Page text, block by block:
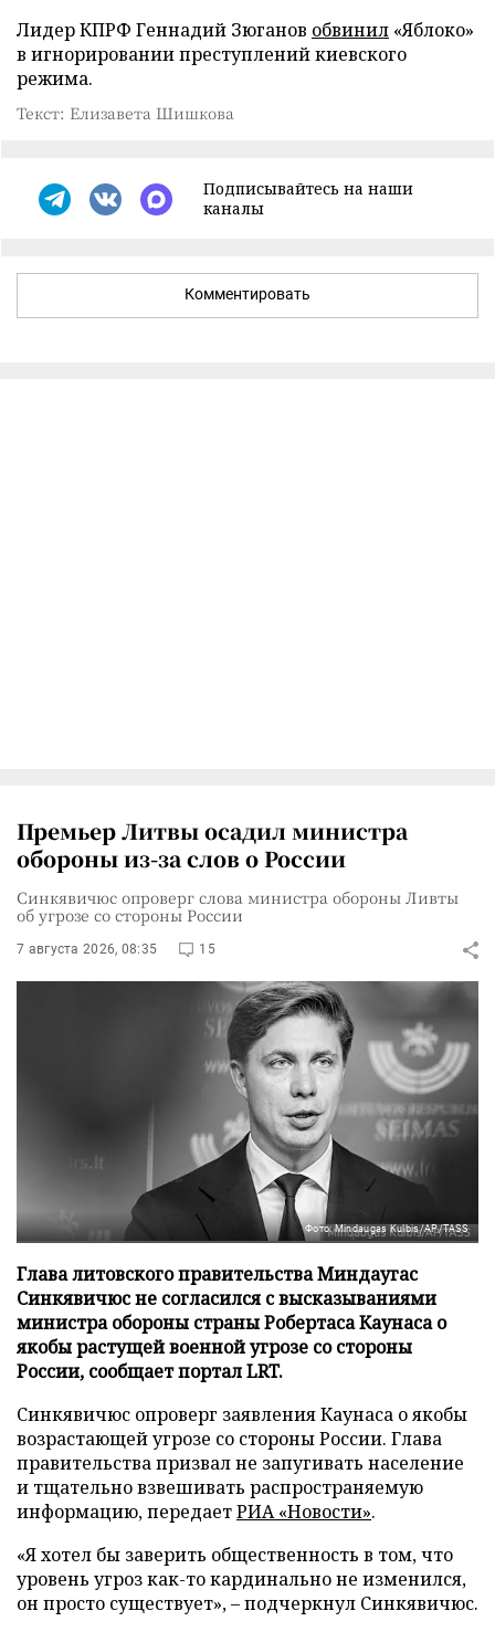
Лидер КПРФ Геннадий Зюганов обвинил «Яблоко»
в игнорировании преступлений киевского
режима.
Текст: Елизавета Шишкова
Подписывайтесь на наши
каналы
Комментировать
Премьер Литвы осадил министра
обороны из-за слов о России
Синкявичюс опроверг слова министра обороны Ливты
об угрозе со стороны России
7 августа 2026, 08:35 15
Фото: Mindaugas Kulbis/AP/TASS
Глава литовского правительства Миндаугас
Синкявичюс не согласился с высказываниями
министра обороны страны Робертаса Каунаса о
якобы растущей военной угрозе со стороны
России, сообщает портал LRT.
Синкявичюс опроверг заявления Каунаса о якобы
возрастающей угрозе со стороны России. Глава
правительства призвал не запугивать население
и тщательно взвешивать распространяемую
информацию, передаетРИА «Новости».
«Я хотел бы заверить общественность в том, что
уровень угроз как-то кардинально не изменился,
он просто существует», – подчеркнул Синкявичюс.